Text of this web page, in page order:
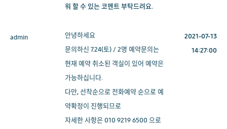
워 할 수 있는 코멘트 부탁드려요.
admin
안녕하세요
문의하신 7.24(토) / 2명 예약문의는
현재 예약 취소된 객실이 있어 예약은
가능하십니다.
다만, 선착순으로 전화예약 순으로 예
약확정이 진행되므로
자세한 사항은 010 9219 6500 으로
2021-07-13
14:27:00